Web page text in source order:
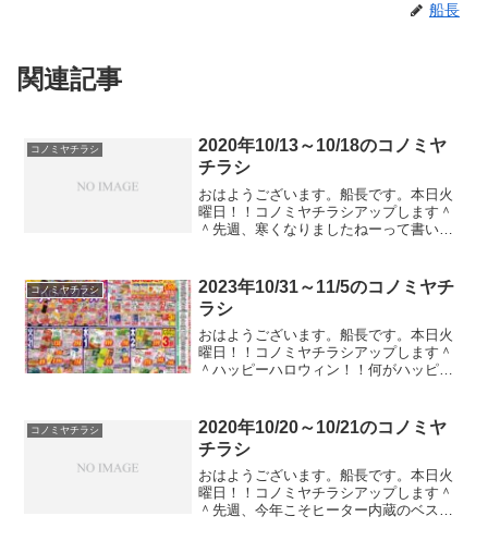
船長
関連記事
コノミヤチラシ
2020年10/13～10/18のコノミヤ
チラシ
おはようございます。船長です。本日火
曜日！！コノミヤチラシアップします＾
＾先週、寒くなりましたねーって書いて
いましたよ。。。気温がコロコロ変わる
んでタンスが困ったことに...
コノミヤチラシ
2023年10/31～11/5のコノミヤチ
ラシ
おはようございます。船長です。本日火
曜日！！コノミヤチラシアップします＾
＾ハッピーハロウィン！！何がハッピー
暴れたらちゃんと片づけて帰りましょう
ね＾＾ガストやバーミヤン...
コノミヤチラシ
2020年10/20～10/21のコノミヤ
チラシ
おはようございます。船長です。本日火
曜日！！コノミヤチラシアップします＾
＾先週、今年こそヒーター内蔵のベスト